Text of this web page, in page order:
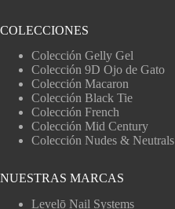
COLECCIONES
Colección Gelly Gel
Colección 9D Ojo de Gato
Colección Macaron
Colección Black Tie
Colección French
Colección Mid Century
Colección Nudes & Neutrals
NUESTRAS MARCAS
Levelō Nail Systems